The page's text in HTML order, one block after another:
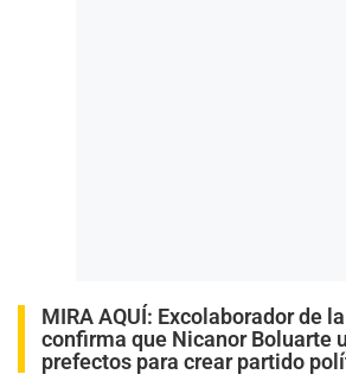
MIRA AQUÍ: Excolaborador de
confirma que Nicanor Boluarte
prefectos para crear partido